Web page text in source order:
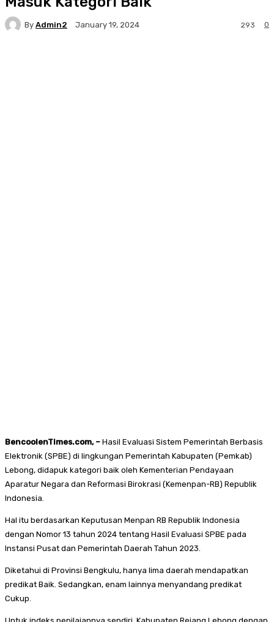
By Admin2 January 19, 2024 0
293
BencoolenTimes.com, – Hasil Evaluasi Sistem Pemerintah Berbasis
Elektronik (SPBE) di lingkungan Pemerintah Kabupaten (Pemkab)
Lebong, didapuk kategori baik oleh Kementerian Pendayaan
Aparatur Negara dan Reformasi Birokrasi (Kemenpan-RB) Republik
Indonesia.
Hal itu berdasarkan Keputusan Menpan RB Republik Indonesia
dengan Nomor 13 tahun 2024 tentang Hasil Evaluasi SPBE pada
Instansi Pusat dan Pemerintah Daerah Tahun 2023.
Diketahui di Provinsi Bengkulu, hanya lima daerah mendapatkan
predikat Baik. Sedangkan, enam lainnya menyandang predikat
Cukup.